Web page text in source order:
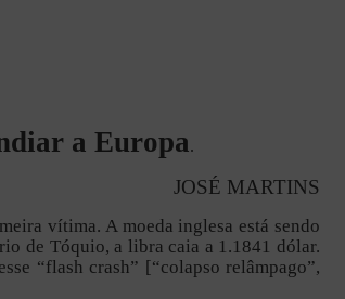
a Europa.
JOSÉ MARTINS
vítima. A moeda inglesa está sendo
de Tóquio, a libra caia a 1.1841 dólar.
“flash crash” [“colapso relâmpago”,